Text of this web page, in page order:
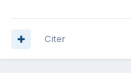
Citer